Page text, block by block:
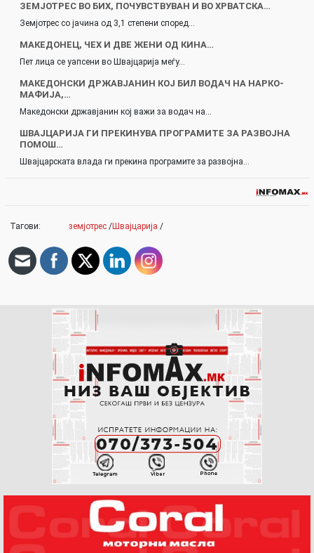
ЗЕМЈОТРЕС ВО БИХ, ПОЧУВСТВУВАН И ВО ХРВАТСКА…
Земјотрес со јачина од 3,1 степени според…
МАКЕДОНЕЦ, ЧЕХ И ДВЕ ЖЕНИ ОД КИНА…
Пет лица се уапсени во Швајцарија меѓу…
МАКЕДОНСКИ ДРЖАВЈАНИН КОЈ БИЛ ВОДАЧ НА НАРКО-
МАФИЈА,…
Македонски државјанин кој важи за водач на…
ШВАЈЦАРИЈА ГИ ПРЕКИНУВА ПРОГРАМИТЕ ЗА РАЗВОЈНА
ПОМОШ…
Швајцарската влада ги прекина програмите за развојна…
Тагови: земјотрес /Швајцарија /